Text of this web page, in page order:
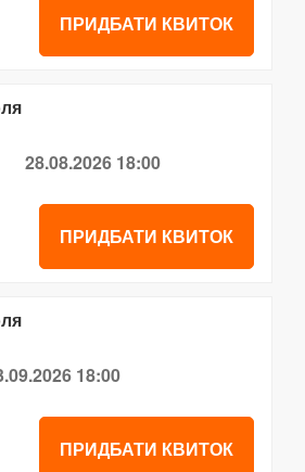
ПРИДБАТИ КВИТОК
28.08.2026 18:00
ПРИДБАТИ КВИТОК
18:00
ПРИДБАТИ КВИТОК